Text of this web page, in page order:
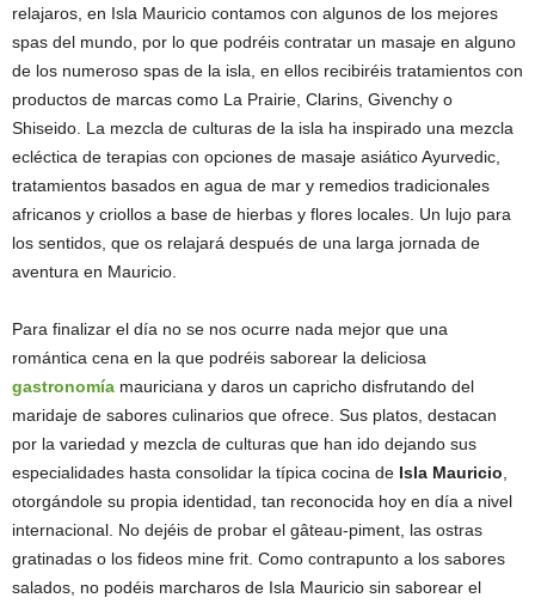
relajaros, en Isla Mauricio contamos con algunos de los mejores
spas del mundo, por lo que podréis contratar un masaje en alguno
de los numeroso spas de la isla, en ellos recibiréis tratamientos con
productos de marcas como La Prairie, Clarins, Givenchy o
Shiseido. La mezcla de culturas de la isla ha inspirado una mezcla
ecléctica de terapias con opciones de masaje asiático Ayurvedic,
tratamientos basados en agua de mar y remedios tradicionales
africanos y criollos a base de hierbas y flores locales. Un lujo para
los sentidos, que os relajará después de una larga jornada de
aventura en Mauricio.
Para finalizar el día no se nos ocurre nada mejor que una
romántica cena en la que podréis saborear la deliciosa
gastronomía mauriciana y daros un capricho disfrutando del
maridaje de sabores culinarios que ofrece. Sus platos, destacan
por la variedad y mezcla de culturas que han ido dejando sus
especialidades hasta consolidar la típica cocina de Isla Mauricio
otorgándole su propia identidad, tan reconocida hoy en día a nivel
internacional. No dejéis de probar el gâteau-piment, las ostras
gratinadas o los fideos mine frit. Como contrapunto a los sabores
salados, no podéis marcharos de Isla Mauricio sin saborear el